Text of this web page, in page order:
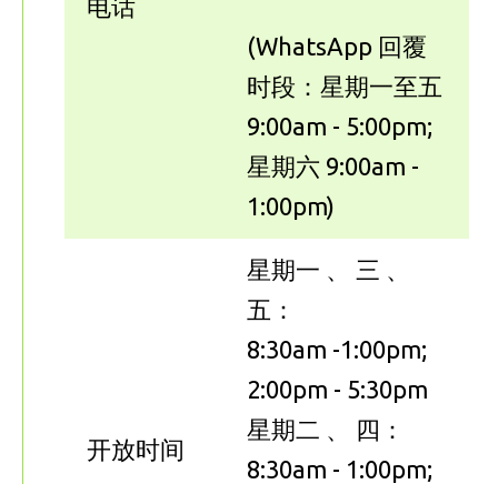
电话
(WhatsApp 回覆
时段：星期一至五
9:00am - 5:00pm;
星期六 9:00am -
1:00pm)
开放时间
星期一 、 三 、
五：
8:30am -1:00pm;
2:00pm - 5:30pm
星期二 、 四：
8:30am - 1:00pm;